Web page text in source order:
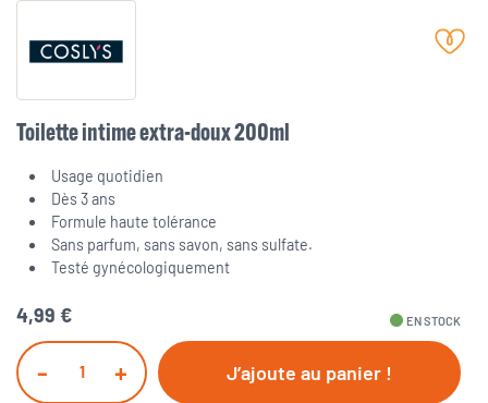
Toilette intime extra-doux 200ml
Usage quotidien
Dès 3 ans
Formule haute tolérance
Sans parfum, sans savon, sans sulfate.
Testé gynécologiquement
4,99 € fiber_manual_record EN STOCK
- + J’ajoute au panier !